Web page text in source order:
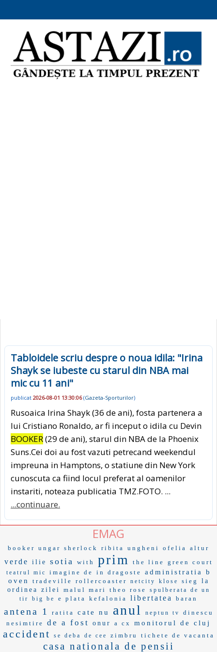
Tabloidele scriu despre o noua idila: "Irina
Shayk se iubeste cu starul din NBA mai
mic cu 11 ani"
publicat 2026-08-01 13:30:06(Gazeta-Sporturilor)
Rusoaica Irina Shayk (36 de ani), fosta partenera a
lui Cristiano Ronaldo, ar fi inceput o idila cu Devin
BOOKER(29 de ani), starul din NBA de la Phoenix
Suns.Cei doi au fost vazuti petrecand weekendul
impreuna in Hamptons, o statiune din New York
cunoscuta ca fiind locul preferat al oamenilor
instariti, noteaza publicatia TMZ.FOTO. ...
...continuare.
EMAG
booker ungar sherlock ribita ungheni ofelia altur
verde ilie sotia with prim the line green court
teatrul mic imagine de in dragoste
administratia b
oven
tradeville rollercoaster netcity klose sieg
la
ordinea zilei
malul mari theo rose
spulberata de un
tir
big be e plata kefalonia libertatea baran
antena 1 ratita cate nu anul neptun tv
dinescu
nesimtire
de a fost onur a cx monitorul de cluj
accident se deba de cee zimbru tichete de vacanta
casa nationala de pensii